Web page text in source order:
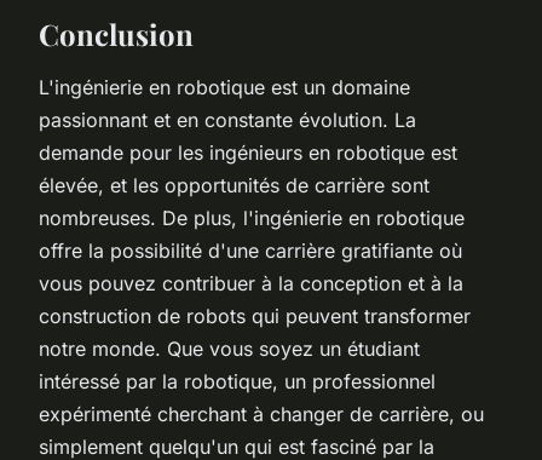
Conclusion
L'ingénierie en robotique est un domaine
passionnant et en constante évolution. La
demande pour les ingénieurs en robotique est
élevée, et les opportunités de carrière sont
nombreuses. De plus, l'ingénierie en robotique
offre la possibilité d'une carrière gratifiante où
vous pouvez contribuer à la conception et à la
construction de robots qui peuvent transformer
notre monde. Que vous soyez un étudiant
intéressé par la robotique, un professionnel
expérimenté cherchant à changer de carrière, ou
simplement quelqu'un qui est fasciné par la